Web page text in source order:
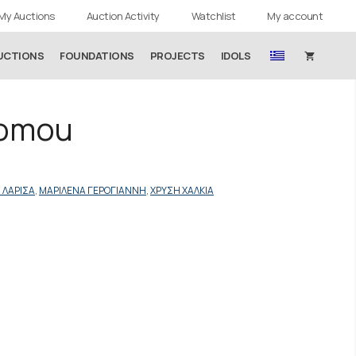
Auctions Auction Activity Watchlist My account
FOUNDATIONS PROJECTS IDOLS
, ΜΑΡΙΛΕΝΑ ΓΕΡΟΓΙΑΝΝΗ,ΧΡΥΣΗ ΧΑΛΚΙΑ